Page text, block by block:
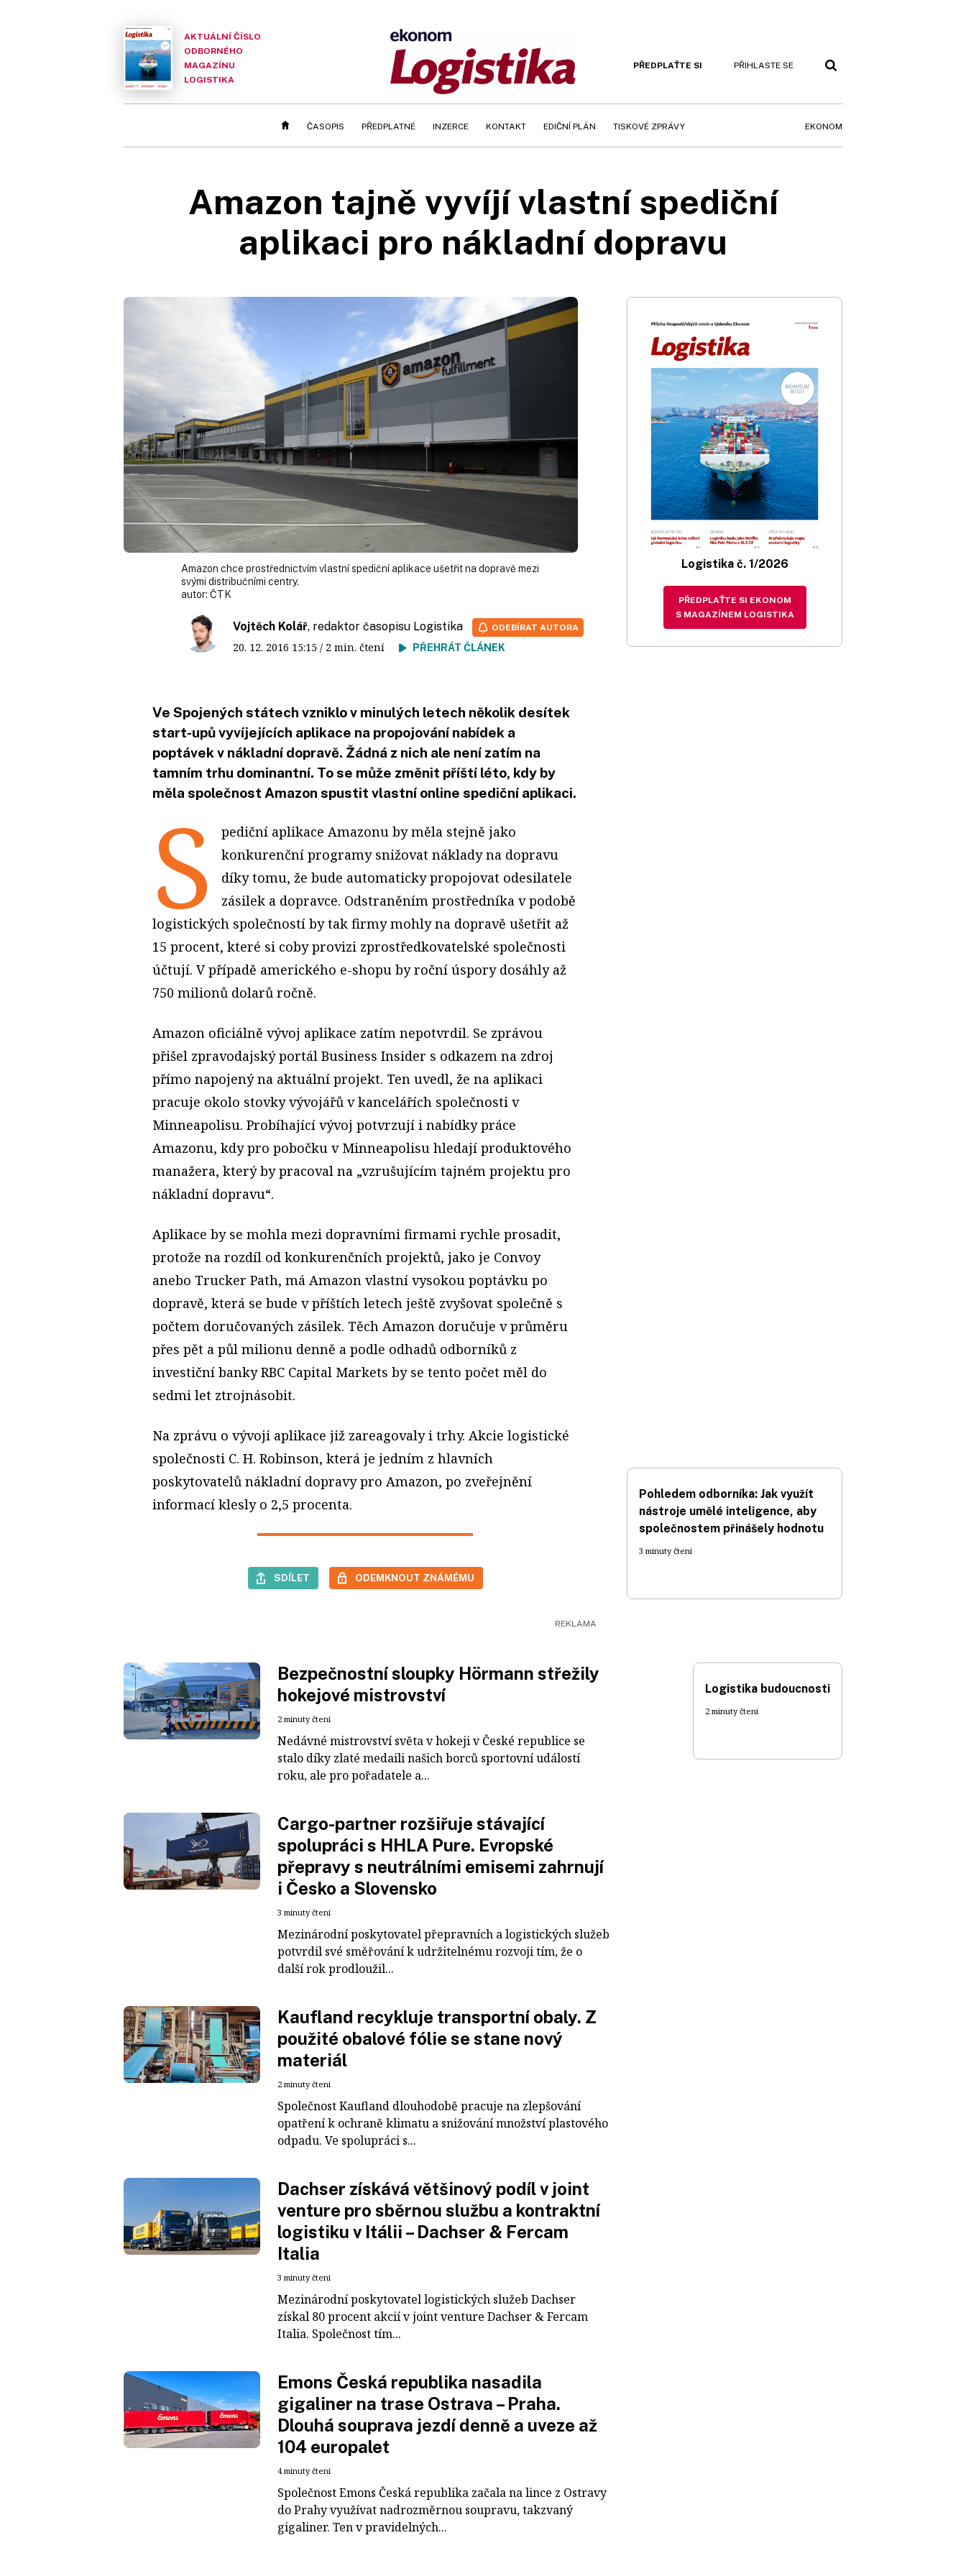
AKTUÁLNÍ ČÍSLO
ODBORNÉHO
MAGAZÍNU
LOGISTIKA
PŘEDPLAŤTE SI PŘIHLASTE SE
ČASOPIS PŘEDPLATNÉ INZERCE KONTAKT EDIČNÍ PLÁN TISKOVÉ ZPRÁVY EKONOM
Amazon tajně vyvíjí vlastní spediční
aplikaci pro nákladní dopravu
Amazon chce prostřednictvím vlastní spediční aplikace ušetřit na dopravě mezi
svými distribučními centry.
autor: ČTK
Vojtěch Kolář, redaktor časopisu Logistika
20. 12. 2016 15:15 / 2 min. čtení PŘEHRÁT ČLÁNEK
ODEBÍRAT AUTORA
Ve Spojených státech vzniklo v minulých letech několik desítek
start-upů vyvíjejících aplikace na propojování nabídek a
poptávek v nákladní dopravě. Žádná z nich ale není zatím na
tamním trhu dominantní. To se může změnit příští léto, kdy by
měla společnost Amazon spustit vlastní online spediční aplikaci.
S
pediční aplikace Amazonu by měla stejně jako
konkurenční programy snižovat náklady na dopravu
díky tomu, že bude automaticky propojovat odesilatele
zásilek a dopravce. Odstraněním prostředníka v podobě
logistických společností by tak firmy mohly na dopravě ušetřit až
15 procent, které si coby provizi zprostředkovatelské společnosti
účtují. V případě amerického e-shopu by roční úspory dosáhly až
750 milionů dolarů ročně.
Amazon oficiálně vývoj aplikace zatím nepotvrdil. Se zprávou
přišel zpravodajský portál Business Insider s odkazem na zdroj
přímo napojený na aktuální projekt. Ten uvedl, že na aplikaci
pracuje okolo stovky vývojářů v kancelářích společnosti v
Minneapolisu. Probíhající vývoj potvrzují i nabídky práce
Amazonu, kdy pro pobočku v Minneapolisu hledají produktového
manažera, který by pracoval na „vzrušujícím tajném projektu pro
nákladní dopravu“.
Aplikace by se mohla mezi dopravními firmami rychle prosadit,
protože na rozdíl od konkurenčních projektů, jako je Convoy
anebo Trucker Path, má Amazon vlastní vysokou poptávku po
dopravě, která se bude v příštích letech ještě zvyšovat společně s
počtem doručovaných zásilek. Těch Amazon doručuje v průměru
přes pět a půl milionu denně a podle odhadů odborníků z
investiční banky RBC Capital Markets by se tento počet měl do
sedmi let ztrojnásobit.
Na zprávu o vývoji aplikace již zareagovaly i trhy. Akcie logistické
společnosti C. H. Robinson, která je jedním z hlavních
poskytovatelů nákladní dopravy pro Amazon, po zveřejnění
informací klesly o 2,5 procenta.
SDÍLET ODEMKNOUT ZNÁMÉMU
Logistika č. 1/2026
PŘEDPLAŤTE SI EKONOM
S MAGAZÍNEM LOGISTIKA
Pohledem odborníka: Jak využít
nástroje umělé inteligence, aby
společnostem přinášely hodnotu
3 minuty čtení
Bezpečnostní sloupky Hörmann střežily
hokejové mistrovství
2 minuty čtení
Nedávné mistrovství světa v hokeji v České republice se
stalo díky zlaté medaili našich borců sportovní událostí
roku, ale pro pořadatele a...
Cargo-partner rozšiřuje stávající
spolupráci s HHLA Pure. Evropské
přepravy s neutrálními emisemi zahrnují
i Česko a Slovensko
3 minuty čtení
Mezinárodní poskytovatel přepravních a logistických služeb
potvrdil své směřování k udržitelnému rozvoji tím, že o
další rok prodloužil...
Kaufland recykluje transportní obaly. Z
použité obalové fólie se stane nový
materiál
2 minuty čtení
Společnost Kaufland dlouhodobě pracuje na zlepšování
opatření k ochraně klimatu a snižování množství plastového
odpadu. Ve spolupráci s...
Dachser získává většinový podíl v joint
venture pro sběrnou službu a kontraktní
logistiku v Itálii – Dachser & Fercam
Italia
3 minuty čtení
Mezinárodní poskytovatel logistických služeb Dachser
získal 80 procent akcií v joint venture Dachser & Fercam
Italia. Společnost tím...
Emons Česká republika nasadila
gigaliner na trase Ostrava – Praha.
Dlouhá souprava jezdí denně a uveze až
104 europalet
4 minuty čtení
Společnost Emons Česká republika začala na lince z Ostravy
do Prahy využívat nadrozměrnou soupravu, takzvaný
gigaliner. Ten v pravidelných...
Logistika budoucnosti
2 minuty čtení